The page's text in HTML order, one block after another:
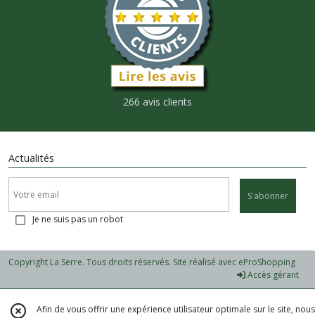
266 avis clients
Actualités
S'abonner
Je ne suis pas un robot
Copyright La Serre. Tous droits réservés. Site réalisé avec eProShopping
Accès gérant
Afin de vous offrir une expérience utilisateur optimale sur le site, nous